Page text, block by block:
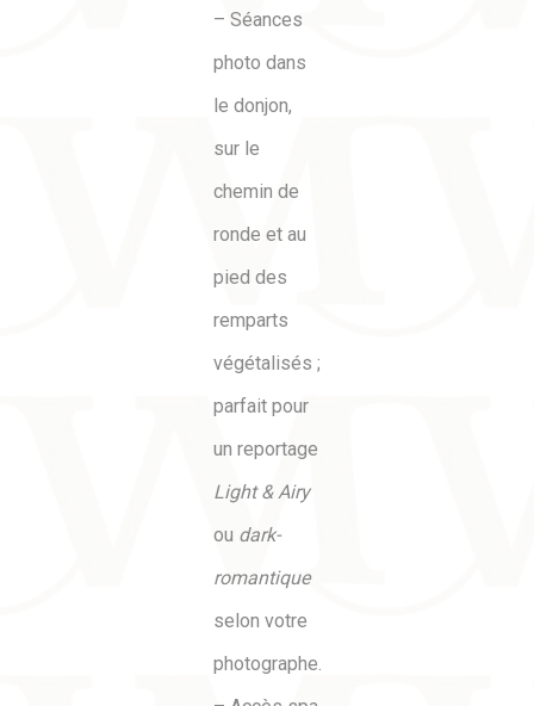
– Séances
photo dans
le donjon,
sur le
chemin de
ronde et au
pied des
remparts
végétalisés ;
parfait pour
un reportage
Light & Airy
ou dark-
romantique
selon votre
photographe.